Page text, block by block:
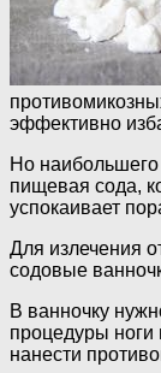
эффективно
Но
пищевая сода,
успокаивает
Для излечения
содовые
В ванночку
процедуры ноги
нанести